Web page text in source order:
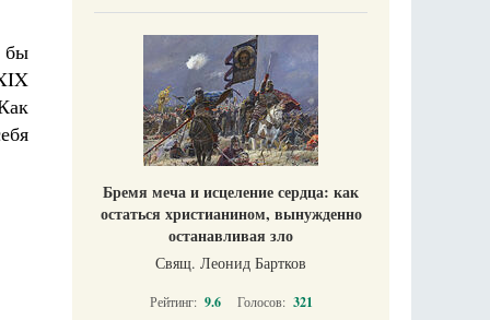
бы
Бремя меча и исцеление сердца: как
остаться христианином, вынужденно
останавливая зло
Свящ. Леонид Бартков
Рейтинг: 9.6 Голосов: 321